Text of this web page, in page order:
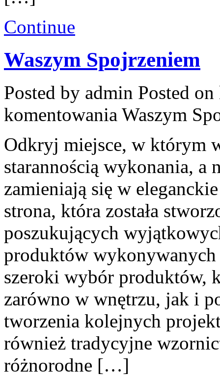
Continue
Waszym Spojrzeniem
Posted by admin Posted
komentowania Waszym
Odkryj miejsce, w którym
starannością wykonania, a
zamieniają się w
strona, która została
poszukujących
produktów wykonywanych
szeroki wybór produktów,
zarówno w wnętrzu, jak i
tworzenia kolejnych
również tradycyjne
różnorodne […]